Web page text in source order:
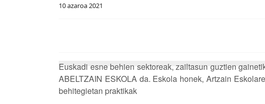
10 azaroa 2021
Euskadi esne behien sektoreak, zailtasun guztien
ABELTZAIN ESKOLA da. Eskola honek, Artzain
behitegietan praktikak